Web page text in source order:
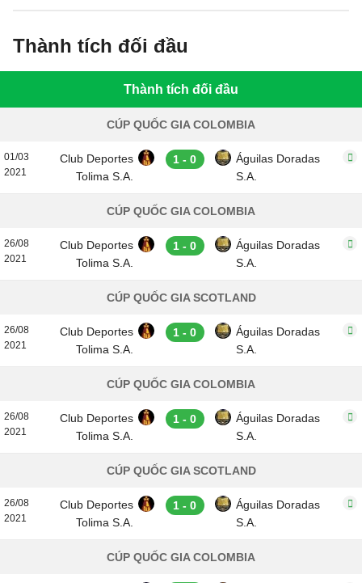
Thành tích đối đầu
Thành tích đối đầu
CÚP QUỐC GIA COLOMBIA
01/03
2021
Club Deportes
Tolima S.A.
1 - 0
Águilas Doradas
S.A.
CÚP QUỐC GIA COLOMBIA
26/08
2021
Club Deportes
Tolima S.A.
1 - 0
Águilas Doradas
S.A.
CÚP QUỐC GIA SCOTLAND
26/08
2021
Club Deportes
Tolima S.A.
1 - 0
Águilas Doradas
S.A.
CÚP QUỐC GIA COLOMBIA
26/08
2021
Club Deportes
Tolima S.A.
1 - 0
Águilas Doradas
S.A.
CÚP QUỐC GIA SCOTLAND
26/08
2021
Club Deportes
Tolima S.A.
1 - 0
Águilas Doradas
S.A.
CÚP QUỐC GIA COLOMBIA